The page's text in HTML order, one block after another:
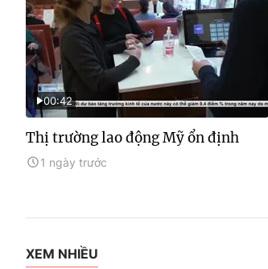
00:42
Thị trường lao động Mỹ ổn định
1 ngày trước
XEM NHIỀU